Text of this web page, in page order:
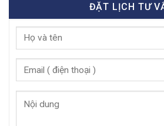
ĐẶT LỊCH TƯ